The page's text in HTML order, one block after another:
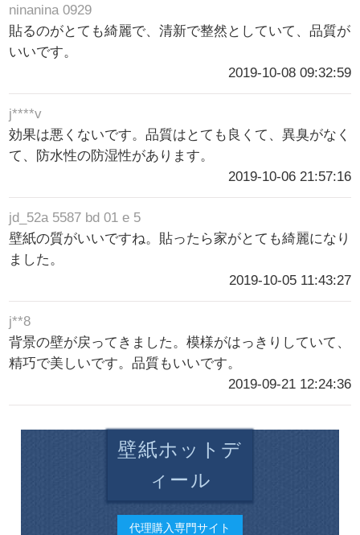
ninanina 0929
貼るのがとても綺麗で、清新で整然としていて、品質が
いいです。
2019-10-08 09:32:59
j****v
効果は悪くないです。品質はとても良くて、異臭がなく
て、防水性の防湿性があります。
2019-10-06 21:57:16
jd_52a 5587 bd 01 e 5
壁紙の質がいいですね。貼ったら家がとても綺麗になり
ました。
2019-10-05 11:43:27
j**8
背景の壁が戻ってきました。模様がはっきりしていて、
精巧で美しいです。品質もいいです。
2019-09-21 12:24:36
壁紙ホットデ
ィール
代理購入専門サイト